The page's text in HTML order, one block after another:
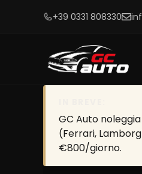
+39 0331 808330
GC Auto
(Ferrari,
€800/giorno.